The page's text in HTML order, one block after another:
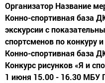
Организатор Название
Конно-спортивная база
экскурсии с
спортсменов по конкуру
Конно-спортивная
Конкурс рисунков «Я и
1 июня 15.00 - 16.30 МБУ